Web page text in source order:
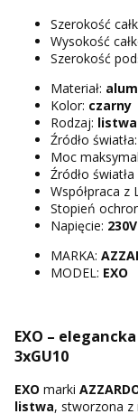
Szerokość
Wysokość
Szerokość
Materiał:
Kolor: czarny
Rodzaj:
Źródło światła:
Moc
Źródło
Współpraca z
Stopień
Napięcie: 230V
MARKA:
MODEL: EXO
EXO –
3xGU10
EXO marki
listwa, stworzona z